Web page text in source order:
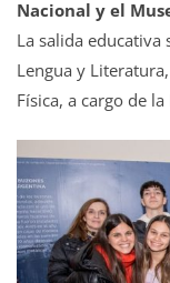
Nacional y el
La salida educativa
Lengua y
Física, a cargo de